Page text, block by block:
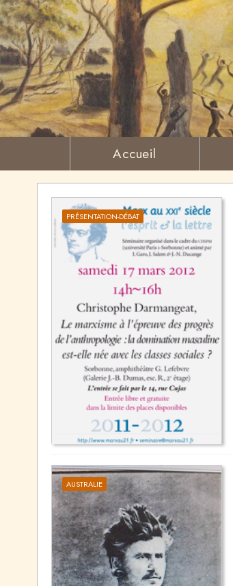
Accueil
PRÉSENTATION-DÉBAT
AUSTRALIE